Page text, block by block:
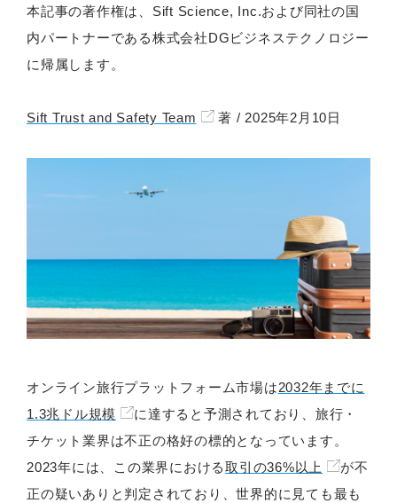
本記事の著作権は、Sift Science, Inc.および同社の国
内パートナーである株式会社DGビジネステクノロジー
に帰属します。
Sift Trust and Safety Team 著 / 2025年2月10日
オンライン旅行プラットフォーム市場は2032年までに
1.3兆ドル規模
に達すると予測されており、旅行・
チケット業界は不正の格好の標的となっています。
2023年には、この業界における取引の36%以上
が不
正の疑いありと判定されており、世界的に見ても最も